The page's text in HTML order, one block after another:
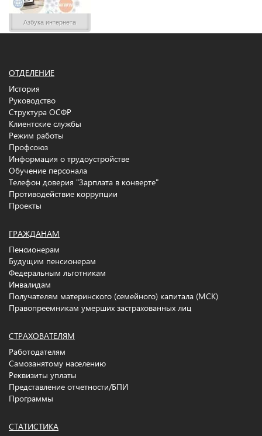
Азбука интернета
ОТДЕЛЕНИЕ
История
Руководство
Структура ОСФР
Клиентские службы
Режим работы
Профсоюз
Информация о трудоустройстве
Обучение персонала
Телефон доверия "Зарплата в конверте"
Противодействие коррупции
Проекты
ГРАЖДАНАМ
Пенсионерам
Будущим пенсионерам
Федеральным льготникам
Инвалидам
Получателям материнского (семейного) капитала (МСК)
Правопреемникам умерших застрахованных лиц
СТРАХОВАТЕЛЯМ
Работодателям
Самозанятому населению
Реквизиты уплаты
Представление отчетности/БПИ
Программы
СТАТИСТИКА